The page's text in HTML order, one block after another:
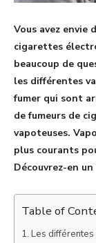
Vous avez envie
cigarettes
beaucoup de
les différentes
fumer qui sont
de fumeurs de
vapoteuses.
plus courants
Découvrez-en
Table of
Les